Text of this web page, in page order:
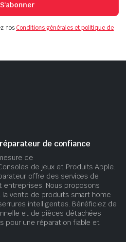
S'abonner
nosConditions générales et politique de
de confiance
de
de jeux et Produits Apple.
offre des services de
entreprises. Nous proposons
la vente de produits smart home
intelligentes. Bénéficiez de
et de pièces détachées
pour une réparation fiable et